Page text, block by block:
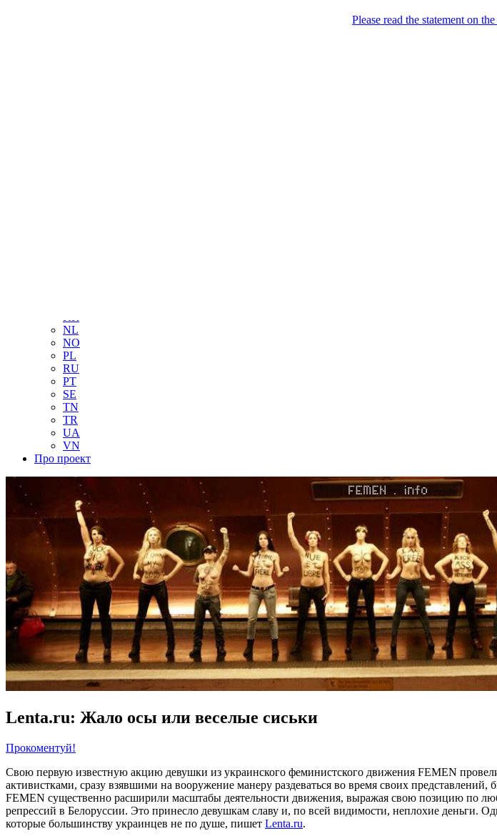
KR
NL
NO
PL
RU
PT
SE
TN
TR
UA
VN
Про проект
Lenta.ru: Жало осы или веселые сиськи
Прокоментуй!
Свою первую известную акцию девушки из украинского феминистского движения FEMEN
активистками, сразу взявшими на вооружение манеру раздеваться во время своих
FEMEN существенно расширили масштабы деятельности движения, выражая свою позицию по
репрессий в Белоруссии. Это принесло девушкам славу и, по всей видимости, неплохие деньги.
которые большинству украинцев не по душе, пишет Lenta.ru.
Please read the statement on